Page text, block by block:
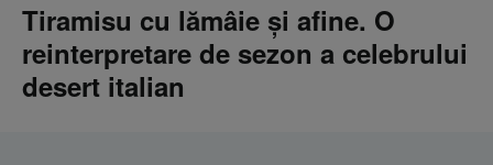
Tiramisu cu lămâie și afine. O
reinterpretare de sezon a celebrului
desert italian